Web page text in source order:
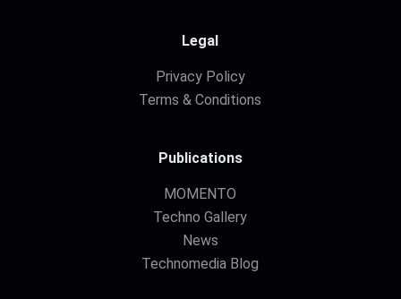
Legal
Privacy Policy
Terms & Conditions
Publications
MOMENTO
Techno Gallery
News
Technomedia Blog